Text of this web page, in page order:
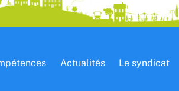
Actualités Le syndicat